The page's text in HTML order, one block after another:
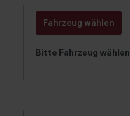
Fahrzeug wählen
Bitte Fahrzeug wählen